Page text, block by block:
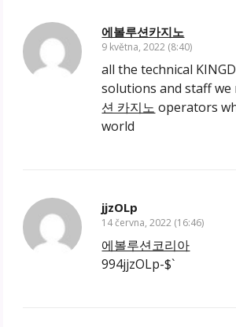
에볼루션카지노
9 května, 2022 (8:40)
all the technical
solutions and staff we
션 카지노 operators
world
jjzOLp
14 června, 2022 (16:46)
에볼루션코리아
994jjzOLp-$`